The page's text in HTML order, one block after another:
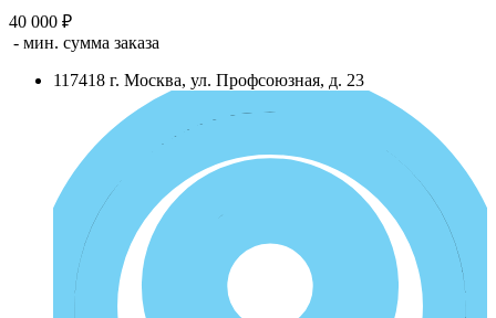
40 000 ₽
- мин. сумма заказа
117418 г. Москва, ул. Профсоюзная, д. 23